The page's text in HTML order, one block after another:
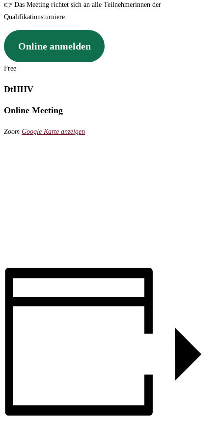
👉 Das Meeting richtet sich an alle Teilnehmerinnen der
Qualifikationsturniere.
Online anmelden
Free
DtHHV
Online Meeting
Zoom Google Karte anzeigen